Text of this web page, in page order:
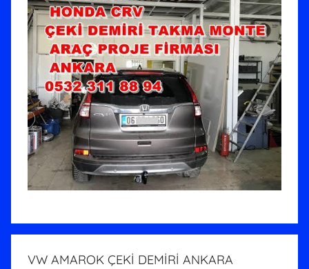
VW AMAROK ÇEKİ DEMİRİ ANKARA